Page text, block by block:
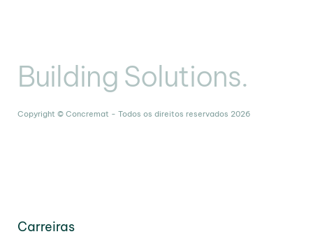
Building Solutions.
Copyright © Concremat - Todos os direitos reservados 2026
Carreiras